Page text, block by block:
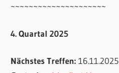
~~~~~~~~~~~~~~~~~~~~~
4. Quartal 2025
Nächstes Treffen:16.11.2025